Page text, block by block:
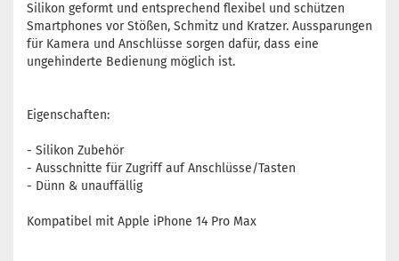
Silikon geformt und entsprechend flexibel und schützen
Smartphones vor Stößen, Schmitz und Kratzer. Aussparungen
für Kamera und Anschlüsse sorgen dafür, dass eine
ungehinderte Bedienung möglich ist.
Eigenschaften:
- Silikon Zubehör
- Ausschnitte für Zugriff auf Anschlüsse/Tasten
- Dünn & unauffällig
Kompatibel mit Apple iPhone 14 Pro Max